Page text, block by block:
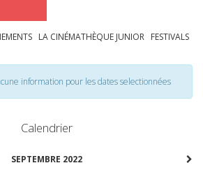
LA CINÉMATHÈQUE JUNIOR FESTIVALS
information pour les dates selectionnées
Calendrier
SEPTEMBRE 2022